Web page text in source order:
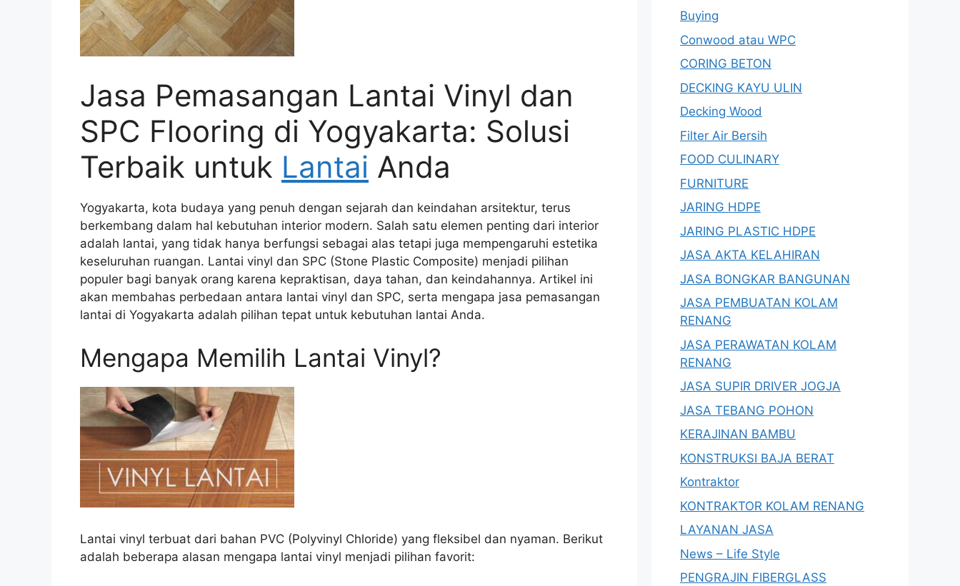
Jasa Pemasangan Lantai Vinyl dan
SPC Flooring di Yogyakarta: Solusi
Terbaik untuk Lantai Anda
Yogyakarta, kota budaya yang penuh dengan sejarah dan keindahan arsitektur, terus
berkembang dalam hal kebutuhan interior modern. Salah satu elemen penting dari interior
adalah lantai, yang tidak hanya berfungsi sebagai alas tetapi juga mempengaruhi estetika
keseluruhan ruangan. Lantai vinyl dan SPC (Stone Plastic Composite) menjadi pilihan
populer bagi banyak orang karena kepraktisan, daya tahan, dan keindahannya. Artikel ini
akan membahas perbedaan antara lantai vinyl dan SPC, serta mengapa jasa pemasangan
lantai di Yogyakarta adalah pilihan tepat untuk kebutuhan lantai Anda.
Mengapa Memilih Lantai Vinyl?
Lantai vinyl terbuat dari bahan PVC (Polyvinyl Chloride) yang fleksibel dan nyaman. Berikut
adalah beberapa alasan mengapa lantai vinyl menjadi pilihan favorit:
Buying
Conwood atau WPC
CORING BETON
DECKING KAYU ULIN
Decking Wood
Filter Air Bersih
FOOD CULINARY
FURNITURE
JARING HDPE
JARING PLASTIC HDPE
JASA AKTA KELAHIRAN
JASA BONGKAR BANGUNAN
JASA PEMBUATAN KOLAM
RENANG
JASA PERAWATAN KOLAM
RENANG
JASA SUPIR DRIVER JOGJA
JASA TEBANG POHON
KERAJINAN BAMBU
KONSTRUKSI BAJA BERAT
Kontraktor
KONTRAKTOR KOLAM RENANG
LAYANAN JASA
News – Life Style
PENGRAJIN FIBERGLASS